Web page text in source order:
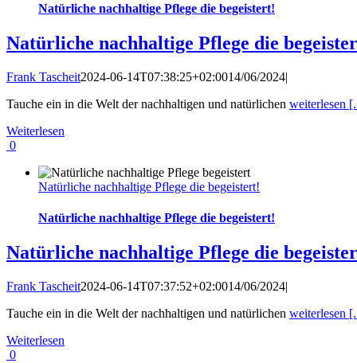
Natürliche nachhaltige Pflege die begeistert!
Natürliche nachhaltige Pflege die
Frank Tascheit2024-06-14T07:38:25+02:0014/06/2024|
Tauche ein in die Welt der nachhaltigen und natürlichen weiterlesen
Weiterlesen
0
Natürliche nachhaltige Pflege die begeistert!
Natürliche nachhaltige Pflege die begeistert!
Natürliche nachhaltige Pflege die
Frank Tascheit2024-06-14T07:37:52+02:0014/06/2024|
Tauche ein in die Welt der nachhaltigen und natürlichen weiterlesen
Weiterlesen
0